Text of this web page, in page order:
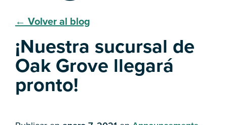
← Volver al blog
¡Nuestra sucursal de
Oak Grove llegará
pronto!